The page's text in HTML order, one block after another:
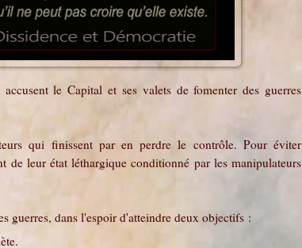
le Capital et ses valets de fomenter des guerres
qui finissent par en perdre le contrôle. Pour éviter
de leur état léthargique conditionné par les manipulateurs
guerres, dans l'espoir d'atteindre deux objectifs :